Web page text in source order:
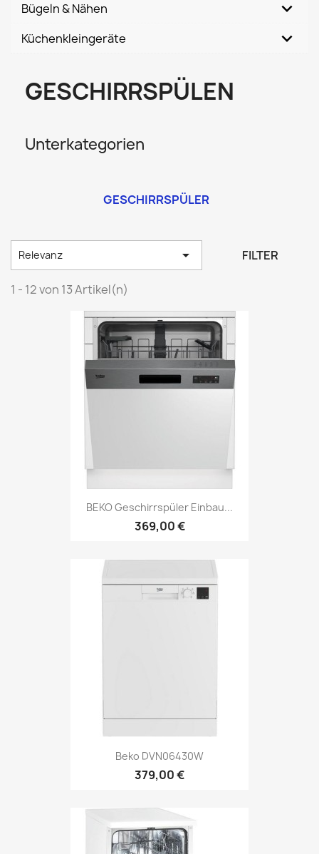
Bügeln & Nähen
Küchenkleingeräte
GESCHIRRSPÜLEN
Unterkategorien
GESCHIRRSPÜLER
Relevanz  FILTER
1 - 12 von 13 Artikel(n)
BEKO Geschirrspüler Einbau...
369,00 €
Beko DVN06430W
379,00 €